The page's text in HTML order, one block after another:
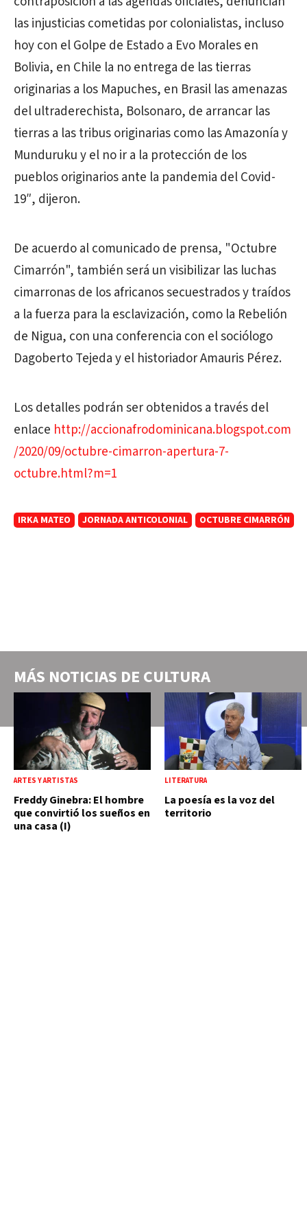
las injusticias cometidas por colonialistas, incluso
hoy con el Golpe de Estado a Evo Morales en
Bolivia, en Chile la no entrega de las tierras
originarias a los Mapuches, en Brasil las amenazas
del ultraderechista, Bolsonaro, de arrancar las
tierras a las tribus originarias como las Amazonía y
Munduruku y el no ir a la protección de los
pueblos originarios ante la pandemia del Covid-
19″, dijeron.
De acuerdo al comunicado de prensa, "Octubre
Cimarrón", también será un visibilizar las luchas
cimarronas de los africanos secuestrados y traídos
a la fuerza para la esclavización, como la Rebelión
de Nigua, con una conferencia con el sociólogo
Dagoberto Tejeda y el historiador Amauris Pérez.
Los detalles podrán ser obtenidos a través del
enlace http://accionafrodominicana.blogspot.com
/2020/09/octubre-cimarron-apertura-7-
octubre.html?m=1
IRKA MATEO JORNADA ANTICOLONIAL OCTUBRE CIMARRÓN
MÁS NOTICIAS DE CULTURA
ARTES Y ARTISTAS
Freddy Ginebra: El hombre
que convirtió los sueños en
una casa (I)
LITERATURA
La poesía es la voz del
territorio